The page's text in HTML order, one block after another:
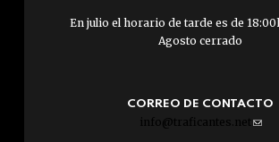
En julio el horario de tarde es de
Agosto cerrado
CORREO DE CONTACTO
info@traficantes.net (link